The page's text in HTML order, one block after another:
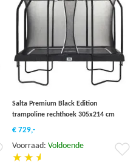
Voeg
Salta Premium Black Edition
trampoline rechthoek 305x214 cm
€ 729,-
Voorraad: Voldoende